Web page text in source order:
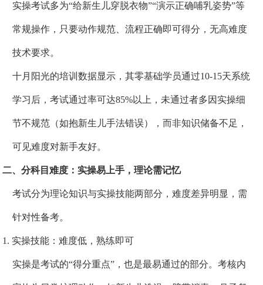
实操考试多为“给新生儿穿脱衣物”“演示正确哺乳姿势”等
常规操作，只要动作规范、流程正确即可得分，无高难度
技术要求。
十月阳光的培训数据显示，其零基础学员通过10-15天系统
学习后，考试通过率可达85%以上，未通过者多因实操细
节不规范（如抱新生儿手法错误），而非知识储备不足，
可见难度对新手友好。
二、分科目难度：实操易上手，理论需记忆
考试分为理论知识与实操技能两部分，难度差异明显，需
针对性备考。
1. 实操技能：难度低，熟练即可
实操是考试的“得分重点”，也是最易通过的部分。考核内